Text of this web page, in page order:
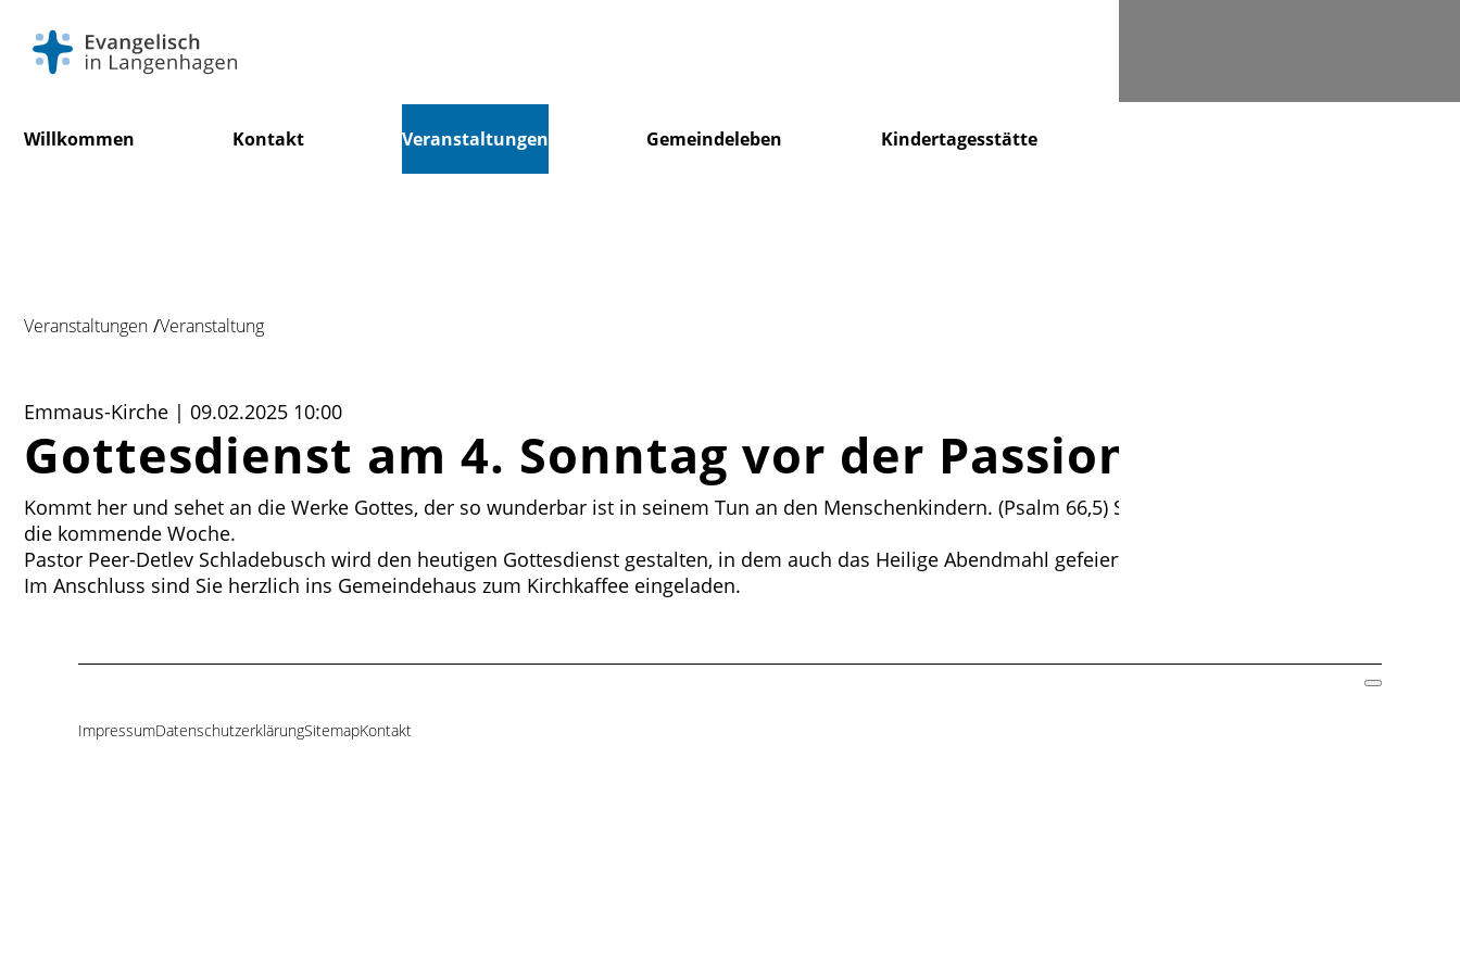
überspringen
Willkommen Kontakt Veranstaltungen Gemeindeleben Kindertagesstätte
Veranstaltungen Veranstaltung
Emmaus-Kirche | 09.02.2025 10:00
Gottesdienst am 4. Sonntag vor der Passionszeit
Kommt her und sehet an die Werke Gottes, der so wunderbar ist in seinem Tun an den Menschenkindern. (Psalm 66,5) So lautet der Wochenspruch für
die kommende Woche.
Pastor Peer-Detlev Schladebusch wird den heutigen Gottesdienst gestalten, in dem auch das Heilige Abendmahl gefeiert wird.
Im Anschluss sind Sie herzlich ins Gemeindehaus zum Kirchkaffee eingeladen.
Navigation
ImpressumDatenschutzerklärungSitemapKontakt